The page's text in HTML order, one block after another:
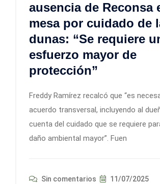
ausencia de Reconsa
mesa por cuidado de
dunas: “Se requiere
esfuerzo mayor de
protección”
Freddy Ramírez recalcó que “es
acuerdo transversal, incluyendo al
cuenta del cuidado que se requiere
daño ambiental mayor”. Fuen
Sin comentarios 11/07/2025